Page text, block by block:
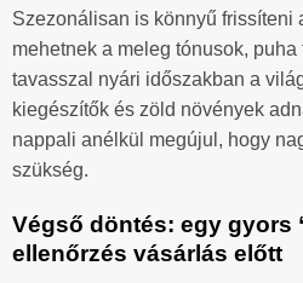
Szezonálisan is könnyű frissíteni
mehetnek a meleg tónusok,
tavasszal nyári időszakban a
kiegészítők és zöld növények
nappali anélkül megújul, hogy
szükség.
Végső döntés: egy gyors
ellenőrzés vásárlás előtt